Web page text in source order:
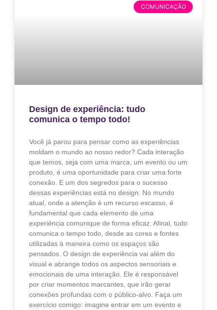
COMUNICAÇÃO
Design de experiência: tudo
comunica o tempo todo!
Você já parou para pensar como as experiências
moldam o mundo ao nosso redor? Cada interação
que temos, seja com uma marca, um evento ou um
produto, é uma oportunidade para criar uma forte
conexão. E um dos segredos para o sucesso
dessas experiências está no design. No mundo
atual, onde a atenção é um recurso escasso, é
fundamental que cada elemento de uma
experiência comunique de forma eficaz. Afinal, tudo
comunica o tempo todo, desde as cores e fontes
utilizadas à maneira como os espaços são
pensados. O design de experiência vai além do
visual e abrange todos os aspectos sensoriais e
emocionais de uma interação. Ele é responsável
por criar momentos marcantes, que irão gerar
conexões profundas com o público-alvo. Faça um
exercício comigo: imagine entrar em um evento e